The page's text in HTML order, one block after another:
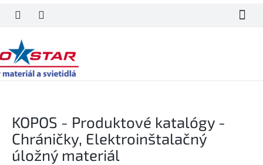
KOPOS - Produktové katalógy -
Chráničky, Elektroinštalačný
úložný materiál